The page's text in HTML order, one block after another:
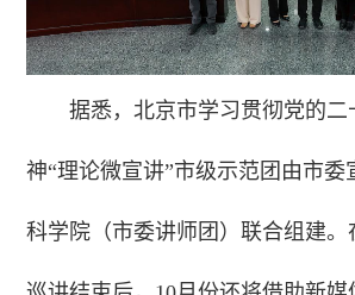
据悉，北京市学习贯彻党的
神“理论微宣讲”市级示范团由市委
科学院（市委讲师团）联合组建。